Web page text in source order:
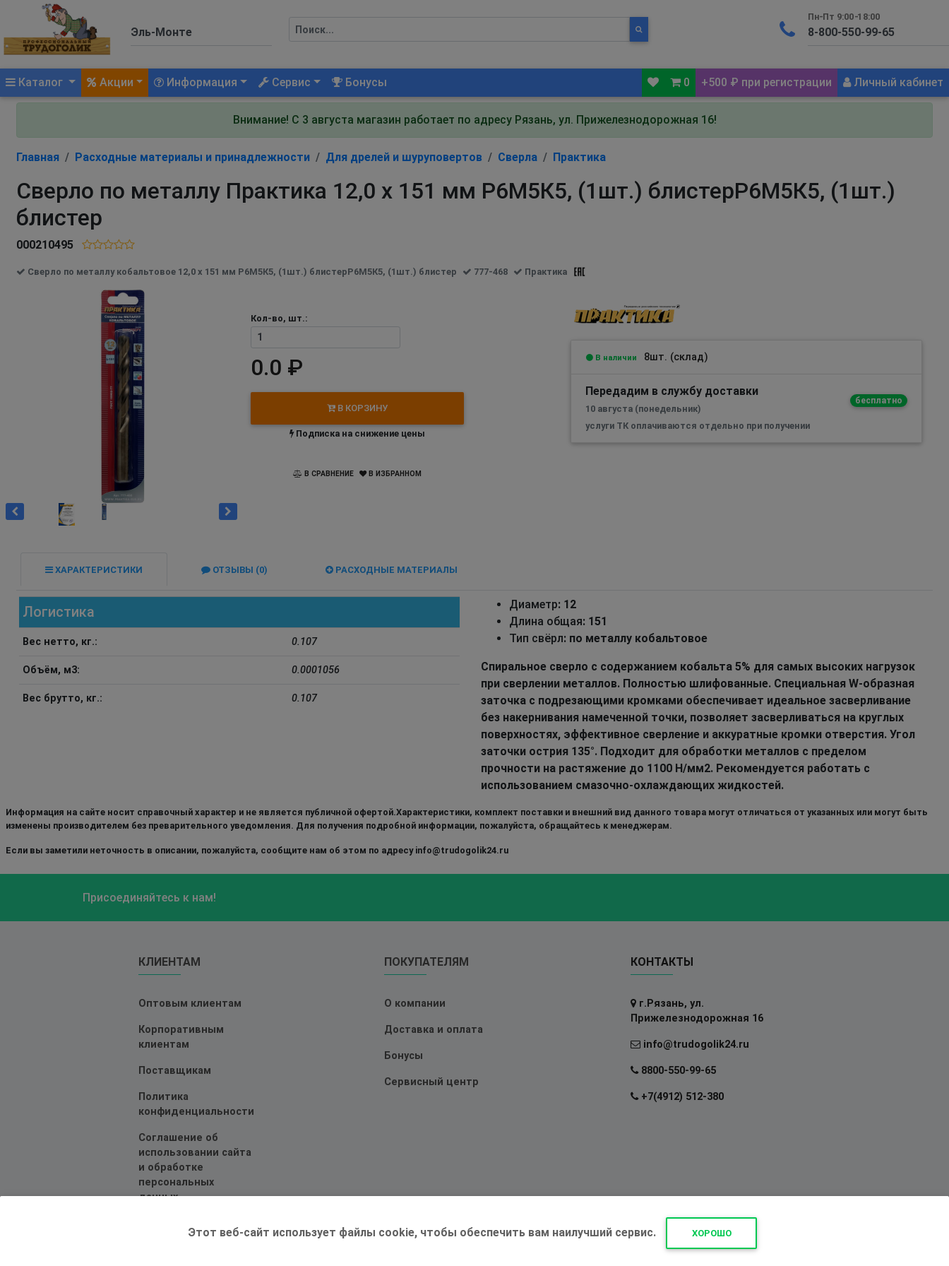
Пн-Пт 9:00-18:00
Каталог (current)Акции Информация Сервис Бонусы 0 +500 ₽ при регистрации Личный кабинет
Внимание! С 3 августа магазин работает по адресу Рязань, ул. Прижелезнодорожная 16!
Главная Расходные материалы и принадлежности Для дрелей и шуруповертов Сверла Практика
Сверло по металлу Практика 12,0 х 151 мм Р6М5К5, (1шт.) блистерР6М5К5, (1шт.)
блистер
000210495
Сверло по металлу кобальтовое 12,0 х 151 мм Р6М5К5, (1шт.) блистерР6М5К5, (1шт.) блистер 777-468 Практика
Кол-во, шт.:
0.0 ₽
В КОРЗИНУ
Подписка на снижение цены
В СРАВНЕНИЕ В ИЗБРАННОМ
В наличии 8шт. (склад)
Передадим в службу доставки
бесплатно
10 августа (понедельник)
услуги ТК оплачиваются отдельно при получении
ХАРАКТЕРИСТИКИ ОТЗЫВЫ (0) РАСХОДНЫЕ МАТЕРИАЛЫ
Логистика
Вес нетто, кг.: 0.107
Объём, м3: 0.0001056
Вес брутто, кг.: 0.107
Диаметр: 12
Длина общая: 151
Тип свёрл: по металлу кобальтовое
Спиральное сверло с содержанием кобальта 5% для самых высоких нагрузок
при сверлении металлов. Полностью шлифованные. Специальная W-образная
заточка с подрезающими кромками обеспечивает идеальное засверливание
без накернивания намеченной точки, позволяет засверливаться на круглых
поверхностях, эффективное сверление и аккуратные кромки отверстия. Угол
заточки острия 135°. Подходит для обработки металлов с пределом
прочности на растяжение до 1100 Н/мм2. Рекомендуется работать с
использованием смазочно-охлаждающих жидкостей.
Информация на сайте носит справочный характер и не является публичной офертой.Характеристики, комплект поставки и внешний вид данного товара могут отличаться от указанных или могут быть
изменены производителем без преварительного уведомления. Для получения подробной информации, пожалуйста, обращайтесь к менеджерам.
Если вы заметили неточность в описании, пожалуйста, сообщите нам об этом по адресу info@trudogolik24.ru
Присоединяйтесь к нам!
КЛИЕНТАМ
Оптовым клиентам
Корпоративным
клиентам
Поставщикам
Политика
конфиденциальности
Соглашение об
использовании сайта
и обработке
персональных
данных
ПОКУПАТЕЛЯМ
О компании
Доставка и оплата
Бонусы
Сервисный центр
КОНТАКТЫ
г.Рязань, ул.
Прижелезнодорожная 16
info@trudogolik24.ru
8800-550-99-65
+7(4912) 512-380
Этот веб-сайт использует файлы cookie, чтобы обеспечить вам наилучший сервис. ХОРОШО